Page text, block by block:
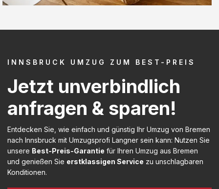
INNSBRUCK UMZUG ZUM BEST-PREIS
Jetzt unverbindlich
anfragen & sparen!
Entdecken Sie, wie einfach und günstig Ihr Umzug von Bremen
nach Innsbruck mit Umzugsprofi Langner sein kann: Nutzen Sie
unsere Best-Preis-Garantie für Ihren Umzug aus Bremen
und genießen Sie erstklassigen Service zu unschlagbaren
Konditionen.